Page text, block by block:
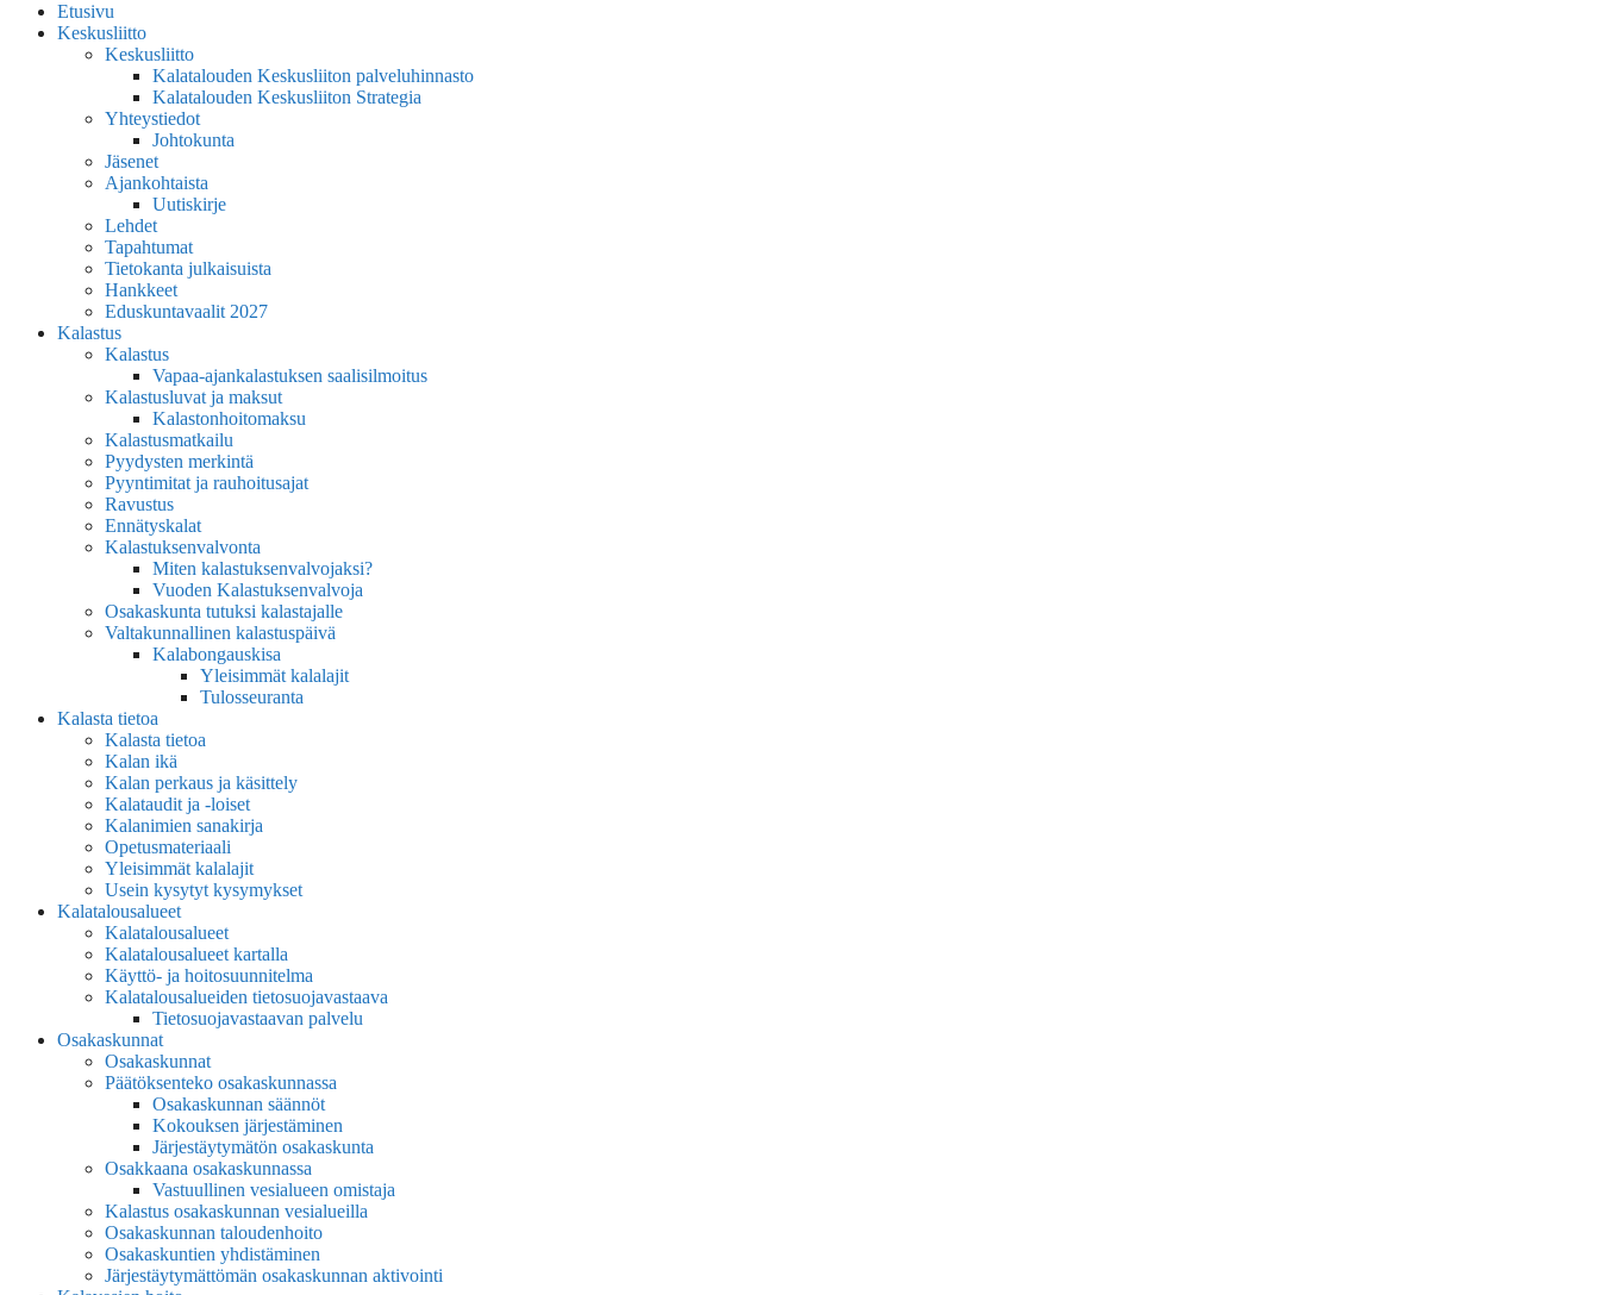
Etusivu
Keskusliitto
Keskusliitto
Kalatalouden Keskusliiton palveluhinnasto
Kalatalouden Keskusliiton Strategia
Yhteystiedot
Johtokunta
Jäsenet
Ajankohtaista
Uutiskirje
Lehdet
Tapahtumat
Tietokanta julkaisuista
Hankkeet
Eduskuntavaalit 2027
Kalastus
Kalastus
Vapaa-ajankalastuksen saalisilmoitus
Kalastusluvat ja maksut
Kalastonhoitomaksu
Kalastusmatkailu
Pyydysten merkintä
Pyyntimitat ja rauhoitusajat
Ravustus
Ennätyskalat
Kalastuksenvalvonta
Miten kalastuksenvalvojaksi?
Vuoden Kalastuksenvalvoja
Osakaskunta tutuksi kalastajalle
Valtakunnallinen kalastuspäivä
Kalabongauskisa
Yleisimmät kalalajit
Tulosseuranta
Kalasta tietoa
Kalasta tietoa
Kalan ikä
Kalan perkaus ja käsittely
Kalataudit ja -loiset
Kalanimien sanakirja
Opetusmateriaali
Yleisimmät kalalajit
Usein kysytyt kysymykset
Kalatalousalueet
Kalatalousalueet
Kalatalousalueet kartalla
Käyttö- ja hoitosuunnitelma
Kalatalousalueiden tietosuojavastaava
Tietosuojavastaavan palvelu
Osakaskunnat
Osakaskunnat
Päätöksenteko osakaskunnassa
Osakaskunnan säännöt
Kokouksen järjestäminen
Järjestäytymätön osakaskunta
Osakkaana osakaskunnassa
Vastuullinen vesialueen omistaja
Kalastus osakaskunnan vesialueilla
Osakaskunnan taloudenhoito
Osakaskuntien yhdistäminen
Järjestäytymättömän osakaskunnan aktivointi